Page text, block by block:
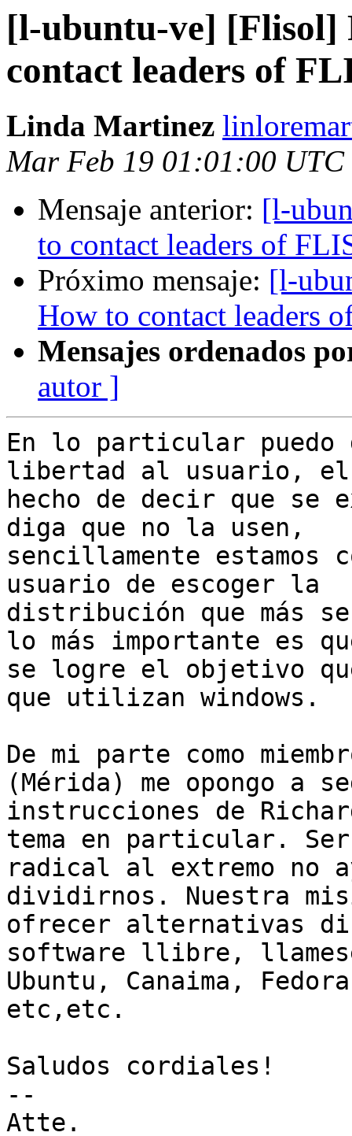
[l-ubuntu-ve] [Flisol]
contact leaders of
Linda Martinez
Mar Feb 19 01:01:00 UTC
Mensaje anterior: [l-
to contact leaders of
Próximo mensaje: [l-
How to contact leaders
Mensajes ordenados
autor ]
En lo particular puedo
libertad al usuario, el
hecho de decir que se
diga que no la usen,
sencillamente
usuario de escoger la
distribución que más
lo más importante es
se logre el objetivo
que utilizan windows.
De mi parte como
(Mérida) me opongo a
instrucciones de
tema en particular. Ser
radical al extremo no
dividirnos. Nuestra
ofrecer alternativas
software llibre,
Ubuntu, Canaima,
etc,etc.
Saludos cordiales!
--
Atte.